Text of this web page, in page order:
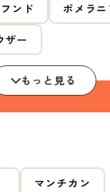
ンド ポメラニ
ザー
もっと見る
マンチカン